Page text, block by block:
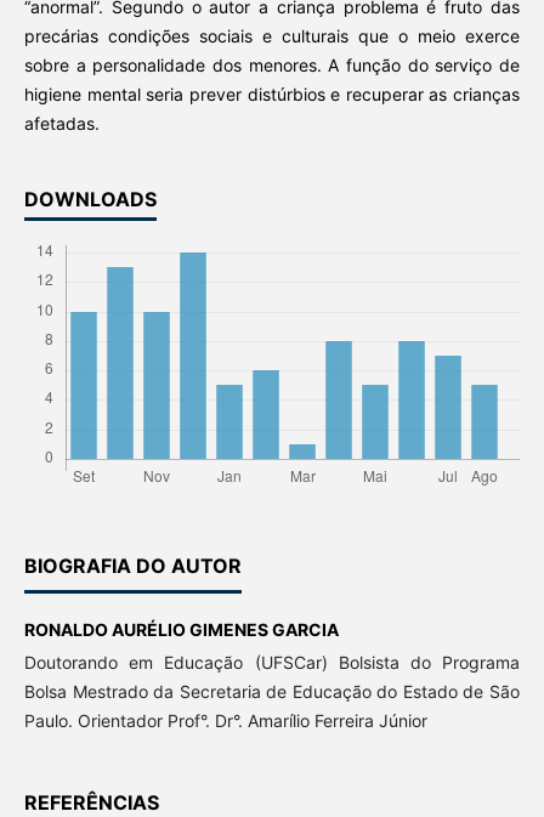
“anormal”. Segundo o autor a criança problema é fruto das
precárias condições sociais e culturais que o meio exerce
sobre a personalidade dos menores. A função do serviço de
higiene mental seria prever distúrbios e recuperar as crianças
afetadas.
DOWNLOADS
BIOGRAFIA DO AUTOR
RONALDO AURÉLIO GIMENES GARCIA
Doutorando em Educação (UFSCar) Bolsista do Programa
Bolsa Mestrado da Secretaria de Educação do Estado de São
Paulo. Orientador Prof°. Dr°. Amarílio Ferreira Júnior
REFERÊNCIAS